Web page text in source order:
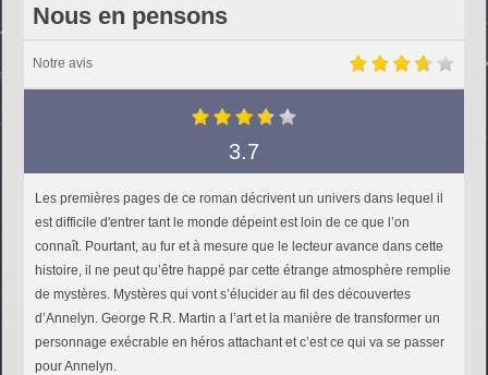
Nous en pensons
Notre avis
3.7
Les premières pages de ce roman décrivent un univers dans lequel il
est difficile d'entrer tant le monde dépeint est loin de ce que l’on
connaît. Pourtant, au fur et à mesure que le lecteur avance dans cette
histoire, il ne peut qu’être happé par cette étrange atmosphère remplie
de mystères. Mystères qui vont s’élucider au fil des découvertes
d’Annelyn. George R.R. Martin a l’art et la manière de transformer un
personnage exécrable en héros attachant et c’est ce qui va se passer
pour Annelyn.